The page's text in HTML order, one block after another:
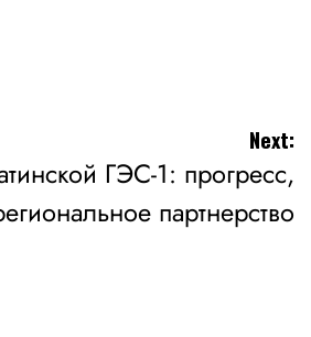
Next:
ГЭС-1: прогресс,
партнерство